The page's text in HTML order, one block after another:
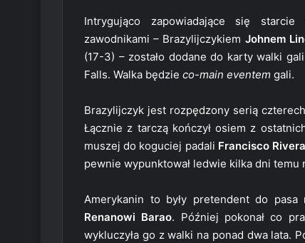
Intrygująco zapowiadające się
zawodnikami – Brazylijczykiem Johnem
(17-3) – zostało dodane do karty walki gali
Falls. Walka będzie co-main eventem gali.
Brazylijczyk jest rozpędzony serią
Łącznie z tarczą kończył osiem z
muszej do koguciej padali Francisco Rivera
pewnie wypunktował ledwie kilka dni temu
Amerykanin to były pretendent do
Renanowi Barao. Później pokonał co
wykluczyła go z walki na ponad dwa lata.